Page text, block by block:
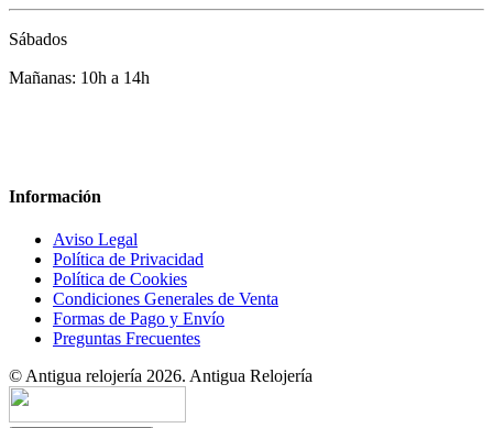
Sábados
Mañanas: 10h a 14h
Información
Aviso Legal
Política de Privacidad
Política de Cookies
Condiciones Generales de Venta
Formas de Pago y Envío
Preguntas Frecuentes
© Antigua relojería 2026. Antigua Relojería